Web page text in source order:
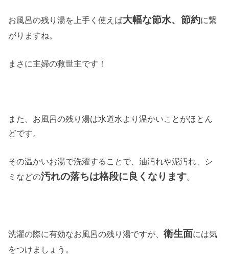
お風呂の残り湯を上手く使えば大幅な節水、節約に繋
がりますね。
まさに主婦の救世主です！
また、お風呂の残り湯は水道水より温かいことがほとん
どです。
その温かいお湯で洗濯することで、油汚れや泥汚れ、シ
ミなどの汚れの落ちは格段に良くなります。
洗濯の際に有効なお風呂の残り湯ですが、衛生面には気
をつけましょう。